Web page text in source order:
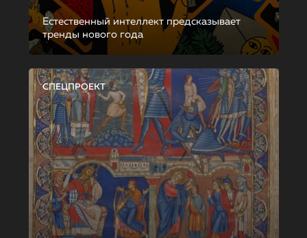
Естественный интеллект предсказывает
тренды нового года
СПЕЦПРОЕКТ